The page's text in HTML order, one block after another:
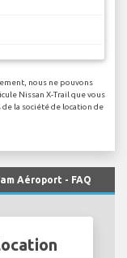
nous ne pouvons
Nissan X-Trail que vous
la société de location de
Aéroport - FAQ